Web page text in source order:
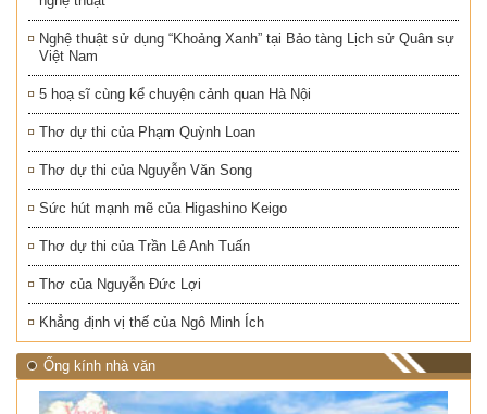
Nghệ thuật sử dụng “Khoảng Xanh” tại Bảo tàng Lịch sử Quân sự
Việt Nam
5 hoạ sĩ cùng kể chuyện cảnh quan Hà Nội
Thơ dự thi của Phạm Quỳnh Loan
Thơ dự thi của Nguyễn Văn Song
Sức hút mạnh mẽ của Higashino Keigo
Thơ dự thi của Trần Lê Anh Tuấn
Thơ của Nguyễn Đức Lợi
Khẳng định vị thế của Ngô Minh Ích
Ống kính nhà văn